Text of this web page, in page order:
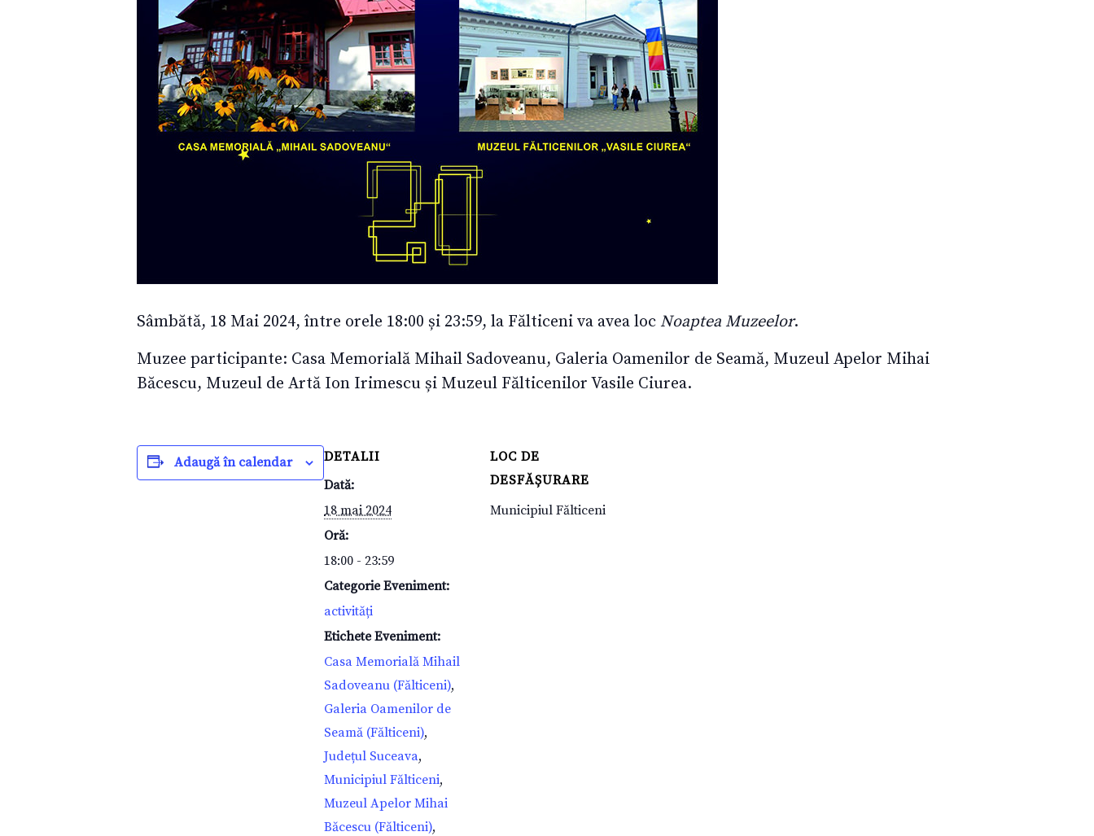
Sâmbătă, 18 Mai 2024, între orele 18:00 și 23:59, la Fălticeni va avea loc Noaptea Muzeelor.
Muzee participante: Casa Memorială Mihail Sadoveanu, Galeria Oamenilor de Seamă, Muzeul Apelor Mihai
Băcescu, Muzeul de Artă Ion Irimescu și Muzeul Fălticenilor Vasile Ciurea.
Adaugă în calendar
DETALII
Dată:
18 mai 2024
Oră:
18:00 - 23:59
Categorie Eveniment:
activități
Etichete Eveniment:
Casa Memorială Mihail
Sadoveanu (Fălticeni),
Galeria Oamenilor de
Seamă (Fălticeni),
Județul Suceava,
Municipiul Fălticeni,
Muzeul Apelor Mihai
Băcescu (Fălticeni),
LOC DE
DESFĂȘURARE
Municipiul Fălticeni